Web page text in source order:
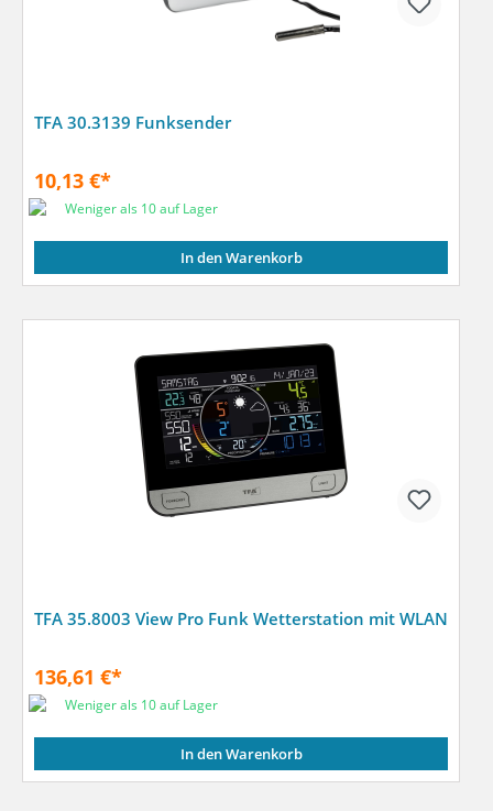
TFA 30.3139 Funksender
10,13 €*
Weniger als 10 auf Lager
In den Warenkorb
TFA 35.8003 View Pro Funk Wetterstation mit WLAN
136,61 €*
Weniger als 10 auf Lager
In den Warenkorb